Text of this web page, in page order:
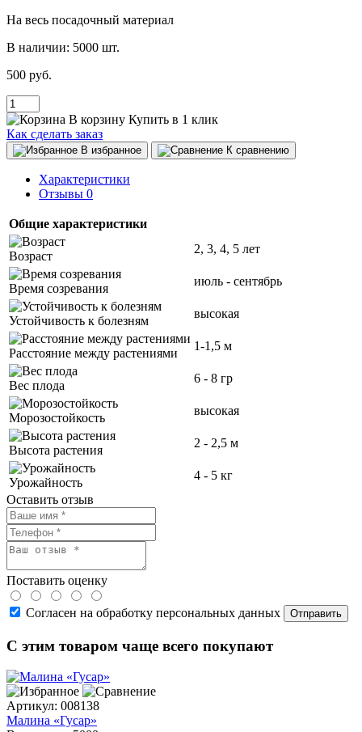
На весь посадочный материал
В наличии: 5000 шт.
500 руб.
В корзину Купить в 1 клик
Как сделать заказ
В избранное К сравнению
Характеристики
Отзывы 0
Общие характеристики
Возраст
2, 3, 4, 5 лет
Время созревания
июль - сентябрь
Устойчивость к болезням
высокая
Расстояние между растениями
1-1,5 м
Вес плода
6 - 8 гр
Морозостойкость
высокая
Высота растения
2 - 2,5 м
Урожайность
4 - 5 кг
Оставить отзыв
Поставить оценку
Согласен на обработку персональных данных
С этим товаром чаще всего покупают
Артикул: 008138
Малина «Гусар»